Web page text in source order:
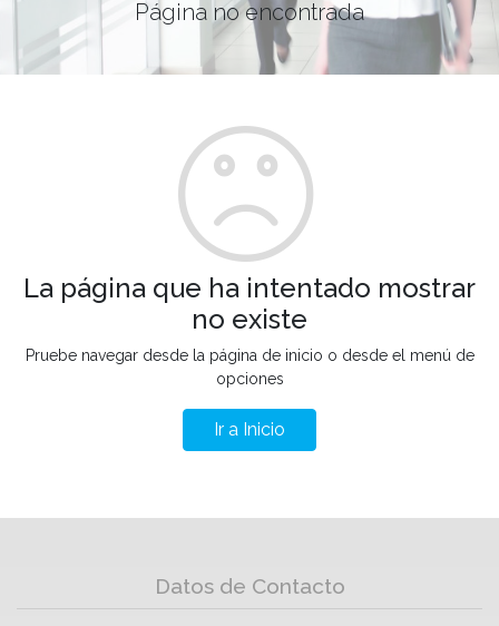
Página no encontrada
La página que ha intentado mostrar
no existe
Pruebe navegar desde la página de inicio o desde el menú de
opciones
Ir a Inicio
Datos de Contacto